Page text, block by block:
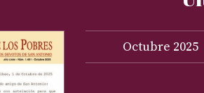
Octubre 2025